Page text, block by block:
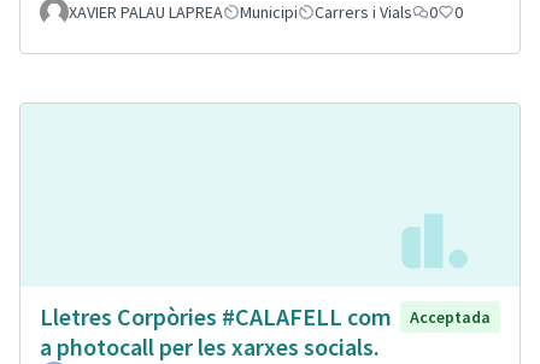
XAVIER PALAU LAPREA Municipi Carrers i Vials 0 0
Lletres Corpòries #CALAFELL com
a photocall per les xarxes socials.
Acceptada